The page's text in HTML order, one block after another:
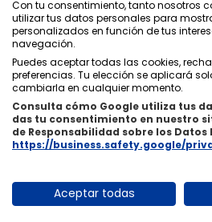
Quiénes Somos
Copyright © Trenes.com. Todos
Con tu consentimiento, tanto nosotros
utilizar tus datos personales para
personalizados en función de tus
navegación.
Puedes aceptar todas las cookies,
preferencias. Tu elección se aplicará
cambiarla en cualquier momento.
Consulta cómo Google utiliza tus
das tu consentimiento en nuestro
de Responsabilidad sobre los Datos
https://business.safety.google/
Aceptar todas